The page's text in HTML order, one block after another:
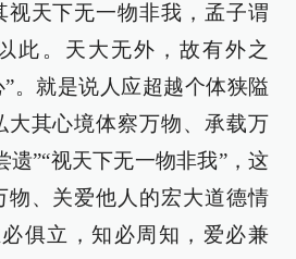
视天下无一物非我，孟子谓
此。天大无外，故有外之
。就是说人应超越个体狭隘
大其心境体察万物、承载万
遗”“视天下无一物非我”，这
物、关爱他人的宏大道德情
俱立，知必周知，爱必兼